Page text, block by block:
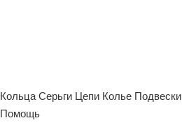
Кольца Серьги Цепи Колье Подвески
Помощь